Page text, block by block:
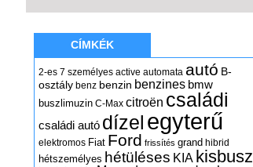
CÍMKÉK
2-es 7 személyes active automata autó B-
osztály benz benzin benzines bmw
buszlimuzin C-Max citroën családi
családi autó dízel egyterű
elektromos Fiat Ford frissítés grand hibrid
hétszemélyes hétüléses KIA kisbusz